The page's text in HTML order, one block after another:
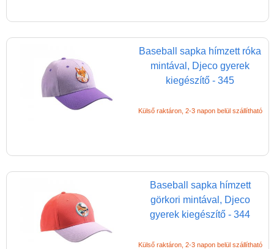
Baseball sapka hímzett róka
mintával, Djeco gyerek
kiegészítő - 345
Külső raktáron, 2-3 napon belül szállítható
Baseball sapka hímzett
görkori mintával, Djeco
gyerek kiegészítő - 344
Külső raktáron, 2-3 napon belül szállítható